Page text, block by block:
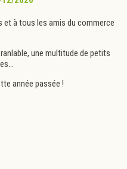
à tous les amis du commerce
une multitude de petits
année passée !